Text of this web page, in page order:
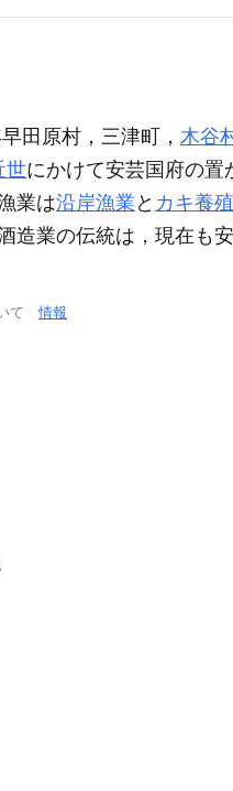
田原村，三津町， 木谷
世にかけて安芸国府の置
業は沿岸漁業 と カキ養殖
造業の伝統は，現在も
いて情報